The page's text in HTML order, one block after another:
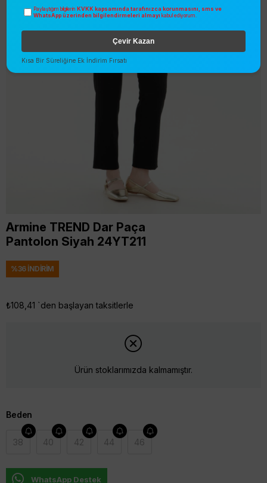
Armine TREND Dar Paça
Pantolon Siyah 24YT211
%36İNDIRIM
₺108,41 `den başlayan taksitlerle
Ürün stoklarımızda kalmamıştır.
Beden
38 40 42 44 46
WhatsApp Destek
Paylaştığım bilgilerin KVKK kapsamında tarafınızca korunmasını, sms ve
WhatsApp üzerinden bilgilendirmeleri almayı kabul ediyorum.
Çevir Kazan
Kısa Bir Süreliğine Ek İndirim Fırsatı